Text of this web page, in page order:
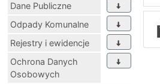
Dane Publiczne
Odpady Komunalne
Rejestry i ewidencje
Ochrona Danych
Osobowych